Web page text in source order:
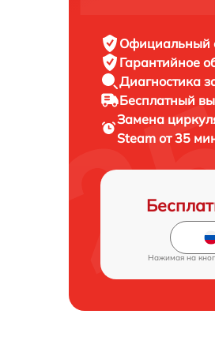
Официальный
Гарантийное
Диагностика
Бесплатный
Замена
Steam от 35
Нажимая на